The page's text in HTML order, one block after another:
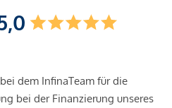
dem InfinaTeam für die
bei der Finanzierung unseres